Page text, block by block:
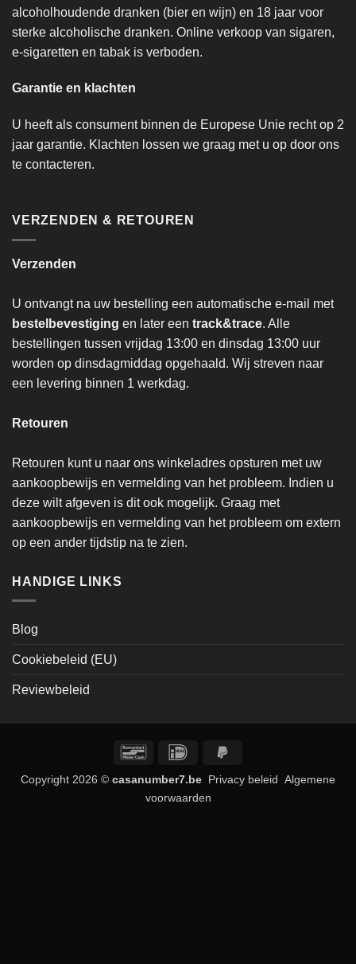
alcoholhoudende dranken (bier en wijn) en 18 jaar voor
sterke alcoholische dranken. Online verkoop van sigaren,
e-sigaretten en tabak is verboden.
Garantie en klachten
U heeft als consument binnen de Europese Unie recht op 2
jaar garantie. Klachten lossen we graag met u op door ons
te contacteren.
VERZENDEN & RETOUREN
Verzenden
U ontvangt na uw bestelling een automatische e-mail met
bestelbevestiging en later een track&trace. Alle
bestellingen tussen vrijdag 13:00 en dinsdag 13:00 uur
worden op dinsdagmiddag opgehaald. Wij streven naar
een levering binnen 1 werkdag.
Retouren
Retouren kunt u naar ons winkeladres opsturen met uw
aankoopbewijs en vermelding van het probleem. Indien u
deze wilt afgeven is dit ook mogelijk. Graag met
aankoopbewijs en vermelding van het probleem om extern
op een ander tijdstip na te zien.
HANDIGE LINKS
Blog
Cookiebeleid (EU)
Reviewbeleid
BancontactIDeal
Copyright 2026 © casanumber7.be Privacy beleid Algemene
voorwaarden